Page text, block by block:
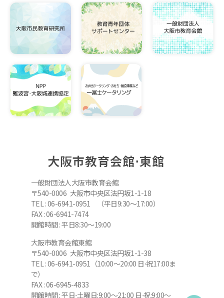
大阪市教育会館⋅東館
一般財団法人大阪市教育会館
〒540-0006 大阪市中央区法円坂1-1-18
TEL : 06-6941-0951 （平日9:30～17:00）
FAX : 06-6941-7474
開館時間 : 平日8:30～19:00
大阪市教育会館東館
〒540-0006 大阪市中央区法円坂1-1-38
TEL : 06-6941-0951（10:00～20:00 日⋅祝17:00ま
で）
FAX : 06-6945-4833
開館時間 : 平日⋅土曜日:9:00～21:00 日⋅祝:9:00～